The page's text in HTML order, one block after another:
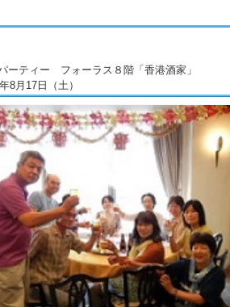
ーティー フォーラス８階「香港酒家」
8月17日（土）